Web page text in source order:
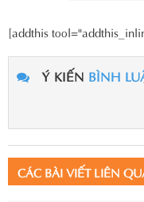
[addthis
Ý KIẾN BÌNH
CÁC BÀI VIẾT LIÊN